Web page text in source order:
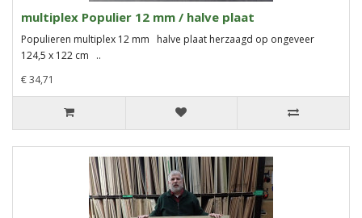
multiplex Populier 12 mm / halve plaat
Populieren multiplex 12 mm halve plaat herzaagd op ongeveer
124,5 x 122 cm ..
€ 34,71